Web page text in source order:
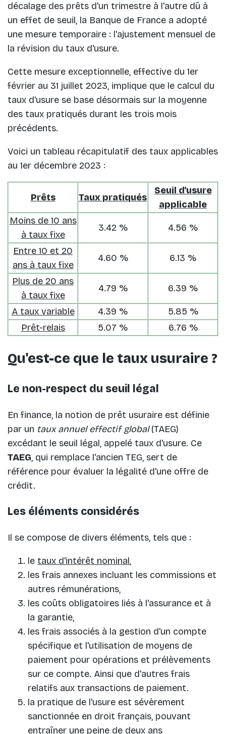
décalage des prêts d'un trimestre à l'autre dû à
un effet de seuil, la Banque de France a adopté
une mesure temporaire : l'ajustement mensuel de
la révision du taux d'usure.
Cette mesure exceptionnelle, effective du 1er
février au 31 juillet 2023, implique que le calcul du
taux d'usure se base désormais sur la moyenne
des taux pratiqués durant les trois mois
précédents.
Voici un tableau récapitulatif des taux applicables
au 1er décembre 2023 :
Prêts Taux pratiqués
Seuil d'usure
applicable
Moins de 10 ans
à taux fixe
3.42 % 4.56 %
Entre 10 et 20
ans à taux fixe
4.60 % 6.13 %
Plus de 20 ans
à taux fixe
4.79 % 6.39 %
A taux variable 4.39 %
5.85 %
Prêt-relais
5.07 % 6.76 %
Qu'est-ce que le taux usuraire ?
Le non-respect du seuil légal
En finance, la notion de prêt usuraire est définie
par un taux annuel effectif global(TAEG)
excédant le seuil légal, appelé taux d'usure. Ce
TAEG, qui remplace l'ancien TEG, sert de
référence pour évaluer la légalité d'une offre de
crédit.
Les éléments considérés
Il se compose de divers éléments, tels que :
le taux d'intérêt nominal,
les frais annexes incluant les commissions et
autres rémunérations,
les coûts obligatoires liés à l'assurance et à
la garantie,
les frais associés à la gestion d'un compte
spécifique et l'utilisation de moyens de
paiement pour opérations et prélèvements
sur ce compte. Ainsi que d'autres frais
relatifs aux transactions de paiement.
la pratique de l'usure est sévèrement
sanctionnée en droit français, pouvant
entraîner une peine de deux ans